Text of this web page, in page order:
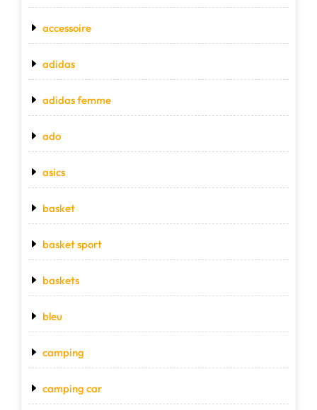
accessoire
adidas
adidas femme
ado
asics
basket
basket sport
baskets
bleu
camping
camping car